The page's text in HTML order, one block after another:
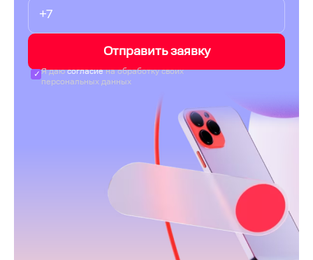
Отправить заявку
Я даюсогласиена обработку своих
персональных данных